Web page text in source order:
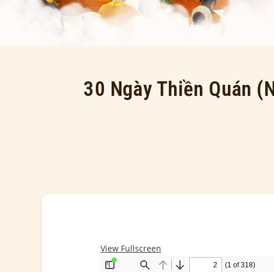
30 Ngày Thiền Quán
View Fullscreen